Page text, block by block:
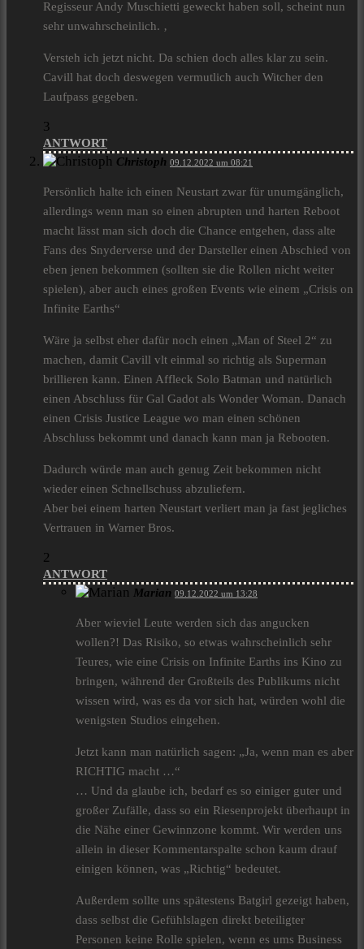
Regisseur Andy Muschietti geweckt haben soll, scheint nun
sehr unwahrscheinlich. ‚
Versteh ich jetzt nicht. Da schien doch alles klar zu sein.
Cavill hat doch deswegen vermutlich auch Witcher den
Laufpass gegeben.
3
ANTWORT
Christoph 09.12.2022 um 08:21
Persönlich halte ich einen Neustart zwar für unumgänglich,
allerdings wenn man so einen abrupten und harten Reboot
macht lässt man sich doch die Chance entgehen, dass alte
Fans des Snyderverse und der Darsteller einen Abschied von
eben jenen bekommen (sollten sie die Rollen nicht weiter
spielen), aber auch eines großen Events wie einem „Crisis on
Infinite Earths“
Wäre ja selbst eher dafür noch einen „Man of Steel 2“ zu
machen, damit Cavill vlt einmal so richtig als Superman
brillieren kann. Einen Affleck Solo Batman und natürlich
einen Abschluss für Gal Gadot als Wonder Woman. Danach
einen Crisis Justice League wo man einen schönen
Abschluss bekommt und danach kann man ja Rebooten.
Dadurch würde man auch genug Zeit bekommen nicht
wieder einen Schnellschuss abzuliefern.
Aber bei einem harten Neustart verliert man ja fast jegliches
Vertrauen in Warner Bros.
2
ANTWORT
Marian 09.12.2022 um 13:28
Aber wieviel Leute werden sich das angucken
wollen?! Das Risiko, so etwas wahrscheinlich sehr
Teures, wie eine Crisis on Infinite Earths ins Kino zu
bringen, während der Großteils des Publikums nicht
wissen wird, was es da vor sich hat, würden wohl die
wenigsten Studios eingehen.
Jetzt kann man natürlich sagen: „Ja, wenn man es aber
RICHTIG macht …“
… Und da glaube ich, bedarf es so einiger guter und
großer Zufälle, dass so ein Riesenprojekt überhaupt in
die Nähe einer Gewinnzone kommt. Wir werden uns
allein in dieser Kommentarspalte schon kaum drauf
einigen können, was „Richtig“ bedeutet.
Außerdem sollte uns spätestens Batgirl gezeigt haben,
dass selbst die Gefühlslagen direkt beteiligter
Personen keine Rolle spielen, wenn es ums Business